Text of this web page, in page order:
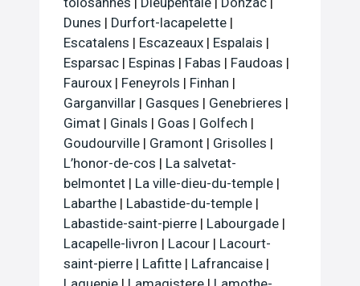
Dunes | Durfort-lacapelette |
Escatalens | Escazeaux | Espalais |
Esparsac | Espinas | Fabas | Faudoas |
Fauroux | Feneyrols | Finhan |
Garganvillar | Gasques | Genebrieres |
Gimat | Ginals | Goas | Golfech |
Goudourville | Gramont | Grisolles |
L’honor-de-cos | La salvetat-
belmontet | La ville-dieu-du-temple |
Labarthe | Labastide-du-temple |
Labastide-saint-pierre | Labourgade |
Lacapelle-livron | Lacour | Lacourt-
saint-pierre | Lafitte | Lafrancaise |